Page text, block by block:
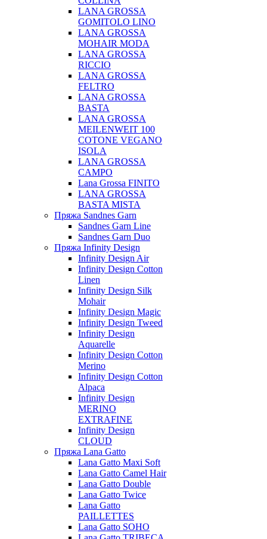
LANA GROSSA
GOMITOLO LINO
LANA GROSSA
MOHAIR MODA
LANA GROSSA
RICCIO
LANA GROSSA
FELTRO
LANA GROSSA
BASTA
LANA GROSSA
MEILENWEIT 100
COTONE VEGANO
ISOLA
LANA GROSSA
CAMPO
Lana Grossa FINITO
LANA GROSSA
BASTA MISTA
Пряжа Sandnes Garn
Sandnes Garn Line
Sandnes Garn Duo
Пряжа Infinity Design
Infinity Design Air
Infinity Design Cotton
Linen
Infinity Design Silk
Mohair
Infinity Design Magic
Infinity Design Tweed
Infinity Design
Aquarelle
Infinity Design Cotton
Merino
Infinity Design Cotton
Alpaca
Infinity Design
MERINO
EXTRAFINE
Infinity Design
CLOUD
Пряжа Lana Gatto
Lana Gatto Maxi Soft
Lana Gatto Camel Hair
Lana Gatto Double
Lana Gatto Twice
Lana Gatto
PAILLETTES
Lana Gatto SOHO